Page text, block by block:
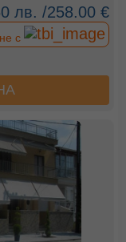
лв. /258.00 €
с